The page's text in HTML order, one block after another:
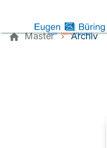
Master Archiv